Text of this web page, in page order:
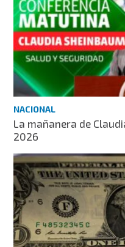
NACIONAL
La mañanera de
2026